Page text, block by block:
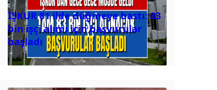
İŞKUR 81 ilde düğmeye bastı: 83
bin işçi alımı için başvurular
başladı